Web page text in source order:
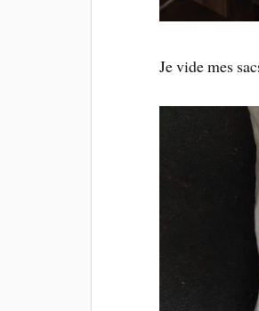
Je vide mes